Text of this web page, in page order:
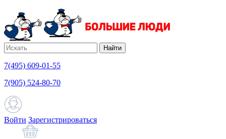
Найти
7(495) 609-01-55
7(905) 524-80-70
Войти Зарегистрироваться